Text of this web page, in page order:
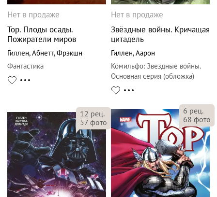
Нет в продаже
Тор. Плоды осады.
Пожиратели миров
Гиллен,Абнетт,Фрэкшн
Фантастика
Нет в продаже
Звёздные войны. Кричащая
цитадель
Гиллен,Аарон
Комильфо: Звездные войны.
Основная серия (обложка)
12 рец.
57 фото
6 рец.
68 фото